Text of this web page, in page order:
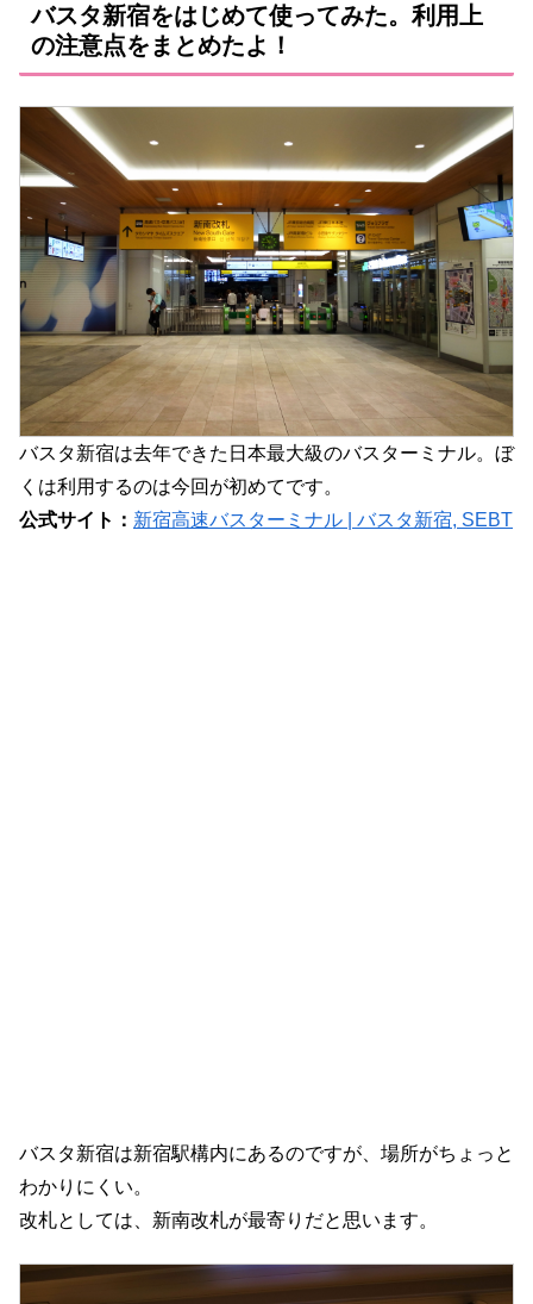
バスタ新宿をはじめて使ってみた。利用上
の注意点をまとめたよ！
バスタ新宿は去年できた日本最大級のバスターミナル。ぼ
くは利用するのは今回が初めてです。
公式サイト： 新宿高速バスターミナル | バスタ新宿, SEBT
バスタ新宿は新宿駅構内にあるのですが、場所がちょっと
わかりにくい。
改札としては、新南改札が最寄りだと思います。